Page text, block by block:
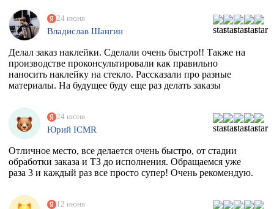
24 июня
Владислав Шангин
Делал заказ наклейки. Сделали очень быстро!! Также на
производстве проконсультировали как правильно
наносить наклейку на стекло. Рассказали про разные
материалы. На будущее буду еще раз делать заказы
24 июня
Юрий ICMR
Отличное место, все делается очень быстро, от стадии
обработки заказа и ТЗ до исполнения. Обращаемся уже
раза 3 и каждый раз все просто супер! Очень рекомендую.
12 июня